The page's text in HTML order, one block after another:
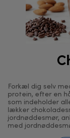
Forkæl dig selv
protein, efter en
som indeholder
lækker
jordnøddesmør,
med